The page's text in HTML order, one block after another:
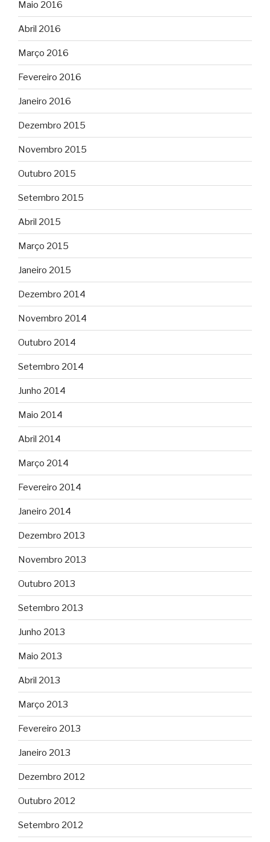
Maio 2016
Abril 2016
Março 2016
Fevereiro 2016
Janeiro 2016
Dezembro 2015
Novembro 2015
Outubro 2015
Setembro 2015
Abril 2015
Março 2015
Janeiro 2015
Dezembro 2014
Novembro 2014
Outubro 2014
Setembro 2014
Junho 2014
Maio 2014
Abril 2014
Março 2014
Fevereiro 2014
Janeiro 2014
Dezembro 2013
Novembro 2013
Outubro 2013
Setembro 2013
Junho 2013
Maio 2013
Abril 2013
Março 2013
Fevereiro 2013
Janeiro 2013
Dezembro 2012
Outubro 2012
Setembro 2012